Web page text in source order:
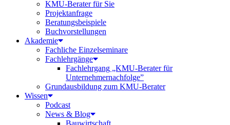
KMU-Berater für Sie
Projektanfrage
Beratungsbeispiele
Buchvorstellungen
Akademie
Fachliche Einzelseminare
Fachlehrgänge
Fachlehrgang „KMU-Berater für
Unternehmernachfolge”
Grundausbildung zum KMU-Berater
Wissen
Podcast
News & Blog
Bauwirtschaft